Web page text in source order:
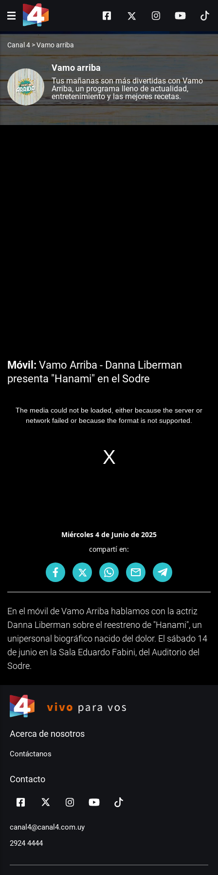
Canal 4 >Vamo arriba
Vamo arriba
Tus mañanas son más divertidas con Vamo
Arriba, un programa lleno de actualidad,
entretenimiento y las mejores recetas.
Móvil
Vamo Arriba - Danna Liberman
presenta "Hanami" en el Sodre
The media could not be loaded, either because the server or
network failed or because the format is not supported.
Miércoles 4 de Junio de 2025
compartí en:
En el móvil de Vamo Arriba hablamos con la actriz
Danna Liberman sobre el reestreno de "Hanami", un
unipersonal biográfico nacido del dolor. El sábado 14
de junio en la Sala Eduardo Fabini, del Auditorio del
Sodre.
Acerca de nosotros
Contáctanos
Contacto
canal4@canal4.com.uy
2924 4444